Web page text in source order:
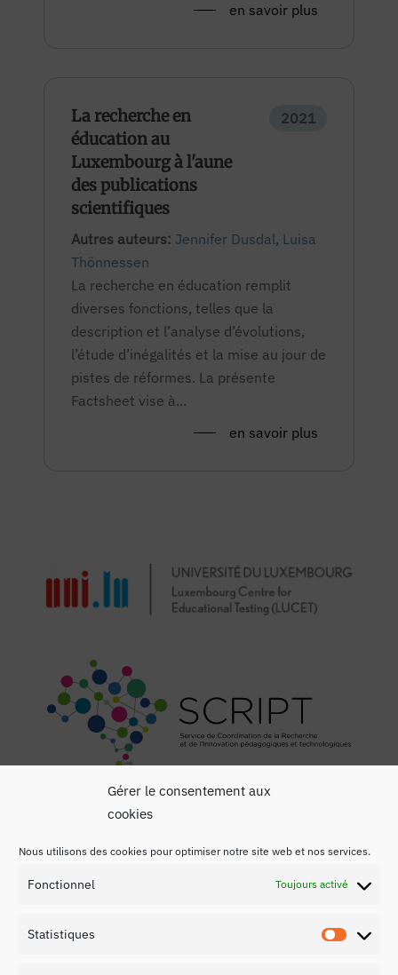
Gérer le consentement aux
cookies
Nous utilisons des cookies pour optimiser notre site web et nos services.
Fonctionnel Toujours activé
Statistiques
en savoir plus
La recherche en
éducation au
Luxembourg à l'aune
des publications
scientifiques
2021
Autres auteurs: Jennifer Dusdal, Luisa
Thönnessen
La recherche en éducation remplit
diverses fonctions, telles que la
description et l’analyse d’évolutions,
l’étude d’inégalités et la mise au jour de
pistes de réformes. La présente
Factsheet vise à...
en savoir plus
Politique de confidentialité